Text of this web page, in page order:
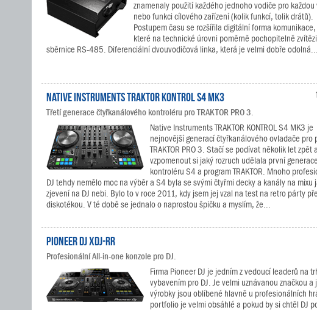
znamenaly použití každého jednoho vodiče pro
nebo funkci cílového zařízení (kolik funkcí, tolik drátů).
Postupem času se rozšířila digitální forma komunikace,
které na technické úrovni poměrně pochopitelně
sběrnice RS-485. Diferenciální dvouvodičová linka, která je velmi dobře odolná...
Native Instruments TRAKTOR KONTROL S4 MK3
Třetí generace čtyřkanálového kontroléru pro TRAKTOR PRO 3.
Native Instruments TRAKTOR KONTROL S4 MK3 je
nejnovější generací čtyřkanálového ovladače pro
TRAKTOR PRO 3. Stačí se podívat několik let zpět a
vzpomenout si jaký rozruch udělala první generace
kontroléru S4 a program TRAKTOR. Mnoho
DJ tehdy nemělo moc na výběr a S4 byla se svými čtyřmi decky a kanály na mixu
zjevení na DJ nebi. Bylo to v roce 2011, kdy jsem jej vzal na test na retro párty
diskotékou. V té době se jednalo o naprostou špičku a myslím, že...
Pioneer DJ XDJ-RR
Profesionální All-in-one konzole pro DJ.
Firma Pioneer DJ je jedním z vedoucí leaderů na
vybavením pro DJ. Je velmi uznávanou značkou a
výrobky jsou oblíbené hlavně u profesionálních
portfolio je velmi obsáhlé a pokud by si chtěl DJ